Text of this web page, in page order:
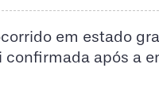
em estado
após a